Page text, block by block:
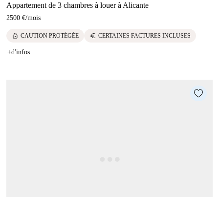
Appartement de 3 chambres à louer à Alicante
2500 €/mois
lock CAUTION PROTÉGÉE euro CERTAINES FACTURES INCLUSES
+d'infos